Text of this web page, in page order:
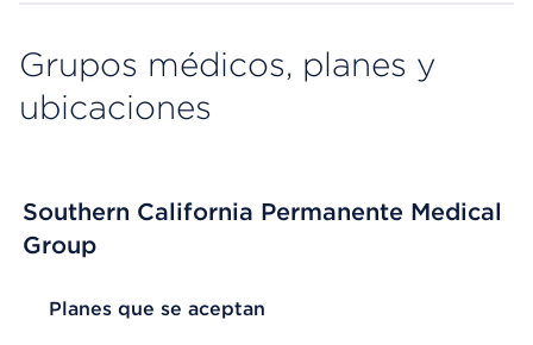
Grupos médicos, planes y
ubicaciones
Southern California Permanente Medical
Group
List Header Planes que se aceptan
Planes que se aceptan